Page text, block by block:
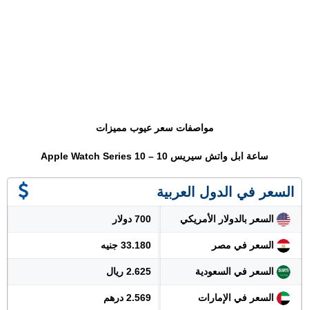
مواصفات سعر عيوب مميزات
ساعة ابل واتش سيريس 10 – Apple Watch Series 10
السعر في الدول العربية
السعر بالدولار الأمريكي 700 دولار
السعر في مصر 33.180 جنيه
السعر في السعودية 2.625 ريال
السعر في الإمارات 2.569 درهم